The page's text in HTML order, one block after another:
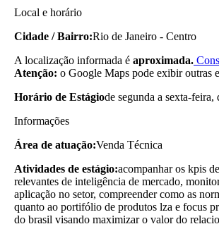
Local e horário
Cidade / Bairro:Rio de Janeiro - Centro
A localização informada é aproximada.
Atenção: o Google Maps pode exibir outras
Horário de Estágiode segunda a sexta-
Informações
Área de atuação:Venda Técnica
Atividades de estágio:acompanhar os kpis
relevantes de inteligência de mercado,
aplicação no setor, compreender como as
quanto ao portifólio de produtos lza e focus
do brasil visando maximizar o valor do